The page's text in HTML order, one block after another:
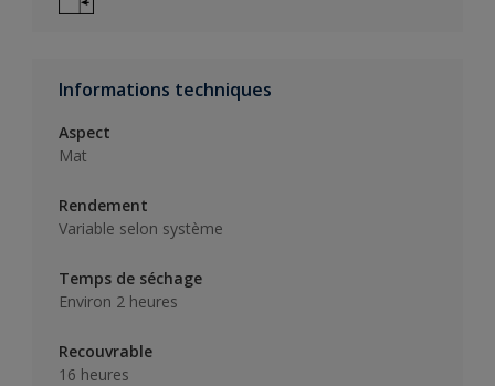
Informations techniques
Aspect
Mat
Rendement
Variable selon système
Temps de séchage
Environ 2 heures
Recouvrable
16 heures